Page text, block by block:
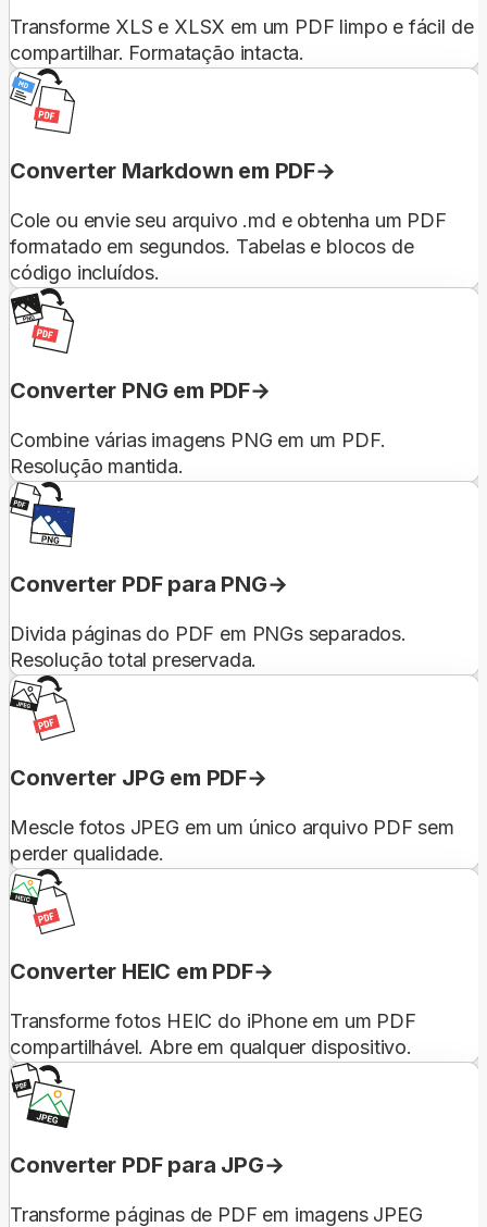
Transforme XLS e XLSX em um PDF limpo e fácil de
compartilhar. Formatação intacta.
Converter Markdown em PDF
Cole ou envie seu arquivo .md e obtenha um PDF
formatado em segundos. Tabelas e blocos de
código incluídos.
Converter PNG em PDF
Combine várias imagens PNG em um PDF.
Resolução mantida.
Converter PDF para PNG
Divida páginas do PDF em PNGs separados.
Resolução total preservada.
Converter JPG em PDF
Mescle fotos JPEG em um único arquivo PDF sem
perder qualidade.
Converter HEIC em PDF
Transforme fotos HEIC do iPhone em um PDF
compartilhável. Abre em qualquer dispositivo.
Converter PDF para JPG
Transforme páginas de PDF em imagens JPEG